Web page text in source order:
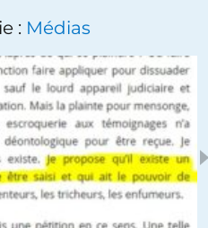
insultent Assange se rendent
« ce crime qui ne diffère des
les contient tous » (procès de
: Médias